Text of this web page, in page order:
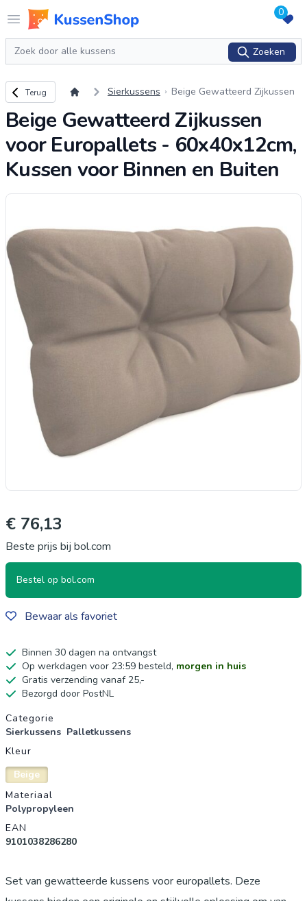
Open menu
Logo www.kussenshop.nl 0
Zoeken
Zoeken
Terug naar overzicht
Terug Sierkussens
Beige Gewatteerd Zijkussen
m, Kussen voor Binnen en Bui
Beige Gewatteerd Zijkussen
voor Europallets - 60x40x12cm,
Kussen voor Binnen en Buiten
€ 76,13
Beste prijs bij bol.com
Bestel op bol.com
Bewaar als favoriet
Binnen 30 dagen na ontvangst
Op werkdagen voor 23:59 besteld, morgen in huis
Gratis verzending vanaf 25,-
Bezorgd door PostNL
Productgegevens
Categorie
Sierkussens Palletkussens
Kleur
Beige
Materiaal
Polypropyleen
EAN
9101038286280
Set van gewatteerde kussens voor europallets. Deze